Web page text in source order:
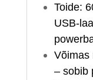
Toide:
Võimas
– sobib